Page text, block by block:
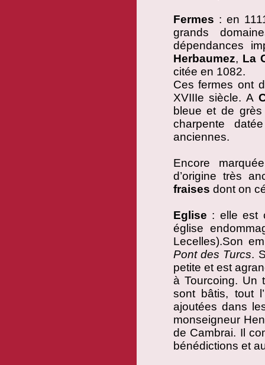
Fermes : en
grands
dépendances
Herbaumez, La
citée en 1082.
Ces fermes ont
XVIIIe siècle. A
bleue et de grès
charpente
anciennes.
Encore
d’origine très
fraises dont on
Eglise : elle est
église
Lecelles).Son
Pont des Turcs.
petite et est
à Tourcoing. Un
sont bâtis, tout
ajoutées dans
monseigneur
de Cambrai. Il
bénédictions et